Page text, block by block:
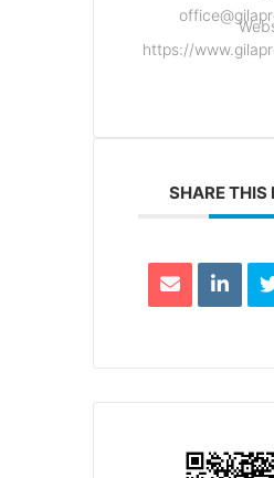
https://
SHARE THIS